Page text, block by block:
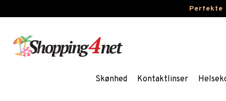
Perfekte
Skønhed Kontaktlinser